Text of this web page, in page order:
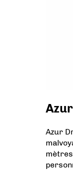
Azur